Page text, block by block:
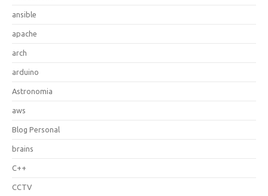
ansible
apache
arch
arduino
Astronomia
aws
Blog Personal
brains
C++
CCTV